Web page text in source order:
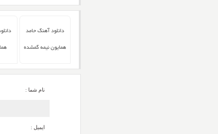
دانلود آهنگ حامد
همایون نیمه گمشده
نام شما :
ایمیل :